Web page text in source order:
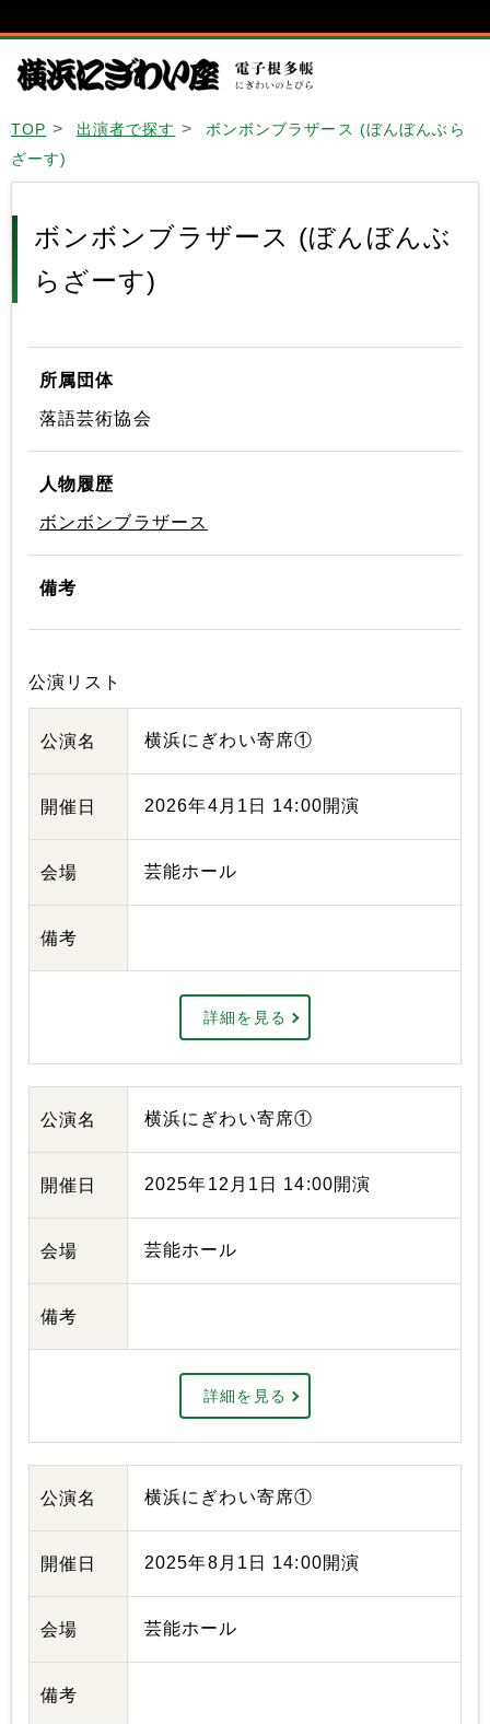
TOP 出演者で探す
ボンボンブラザース (ぼんぼんぶら
ざーす)
ボンボンブラザース (ぼんぼんぶ
らざーす)
所属団体
落語芸術協会
人物履歴
ボンボンブラザース
備考
公演リスト
公演名 横浜にぎわい寄席①
開催日 2026年4月1日 14:00開演
会場 芸能ホール
備考
詳細を見る
公演名 横浜にぎわい寄席①
開催日 2025年12月1日 14:00開演
会場 芸能ホール
備考
詳細を見る
公演名 横浜にぎわい寄席①
開催日 2025年8月1日 14:00開演
会場 芸能ホール
備考